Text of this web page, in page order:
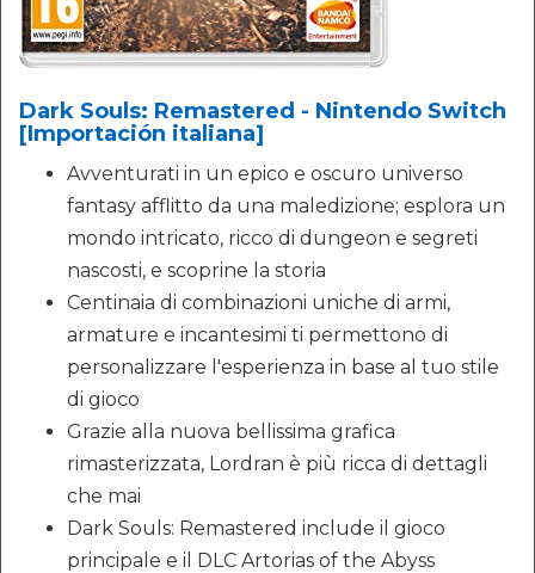
Dark Souls: Remastered - Nintendo Switch
[Importación italiana]
Avventurati in un epico e oscuro universo
fantasy afflitto da una maledizione; esplora un
mondo intricato, ricco di dungeon e segreti
nascosti, e scoprine la storia
Centinaia di combinazioni uniche di armi,
armature e incantesimi ti permettono di
personalizzare l'esperienza in base al tuo stile
di gioco
Grazie alla nuova bellissima grafica
rimasterizzata, Lordran è più ricca di dettagli
che mai
Dark Souls: Remastered include il gioco
principale e il DLC Artorias of the Abyss